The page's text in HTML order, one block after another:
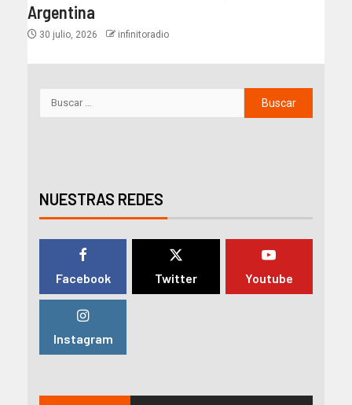
Argentina
30 julio, 2026 infinitoradio
NUESTRAS REDES
Facebook Twitter Youtube
Instagram